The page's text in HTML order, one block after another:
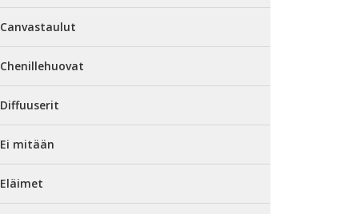
Canvastaulut
Chenillehuovat
Diffuuserit
Ei mitään
Eläimet